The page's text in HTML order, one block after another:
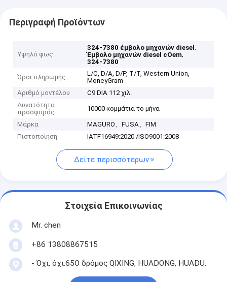
Περιγραφή Προϊόντων
Υψηλό φως
324-7380 έμβολο μηχανών diesel,
Έμβολο μηχανών diesel cOem,
324-7380
Όροι πληρωμής
L/C, D/A, D/P, T/T, Western Union,
MoneyGram
Αριθμό μοντέλου
C9 DIA 112 χιλ.
Δυνατότητα
προσφοράς
10000 κομμάτια το μήνα
Μάρκα
MAGURO、FUSA、FIM
Πιστοποίηση
IATF16949:2020 /ISO9001:2008
Δείτε περισσότερων
Στοιχεία Επικοινωνίας
Mr. chen
+86 13808867515
- Όχι, όχι.65Ο δρόμος QIXING, HUADONG, HUADU.